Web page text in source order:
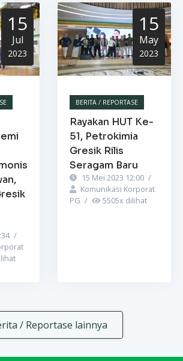
15
Jul
2023
/
15
May
2023
BERITA / REPORTASE
Rayakan HUT Ke-
51, Petrokimia
Gresik Rilis
Seragam Baru
15 Mei 2023 12:00 /
Komunikasi Korporat
PG / 5505x dilihat
/ Reportase lainnya